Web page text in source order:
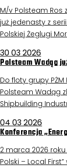
M/v Polsteam Ros
już jedenasty z
Polskiej Żeglugi
30 03 2026
Polsteam Wadąg
Do floty grupy
Polsteam Wadąg
Shipbuilding
04 03 2026
Konferencja
2 marca 2026 roku
Polski – Local